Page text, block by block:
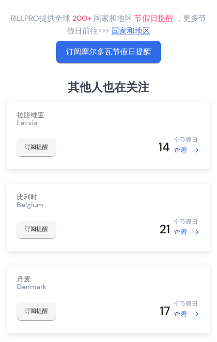
RILI.PRO提供全球 200+ 国家和地区节假日提醒 ，更多节
假日前往>>> 国家和地区
订阅摩尔多瓦节假日提醒
其他人也在关注
拉脱维亚
Latvia
订阅提醒 14 个节假日
查看
比利时
Belgium
订阅提醒 21 个节假日
查看
丹麦
Denmark
订阅提醒 17 个节假日
查看